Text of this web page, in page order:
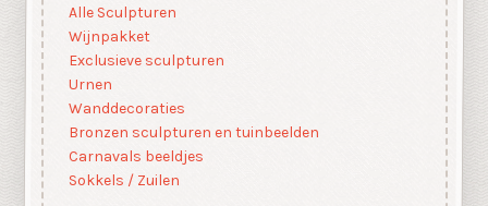
Alle Sculpturen
Wijnpakket
Exclusieve sculpturen
Urnen
Wanddecoraties
Bronzen sculpturen en tuinbeelden
Carnavals beeldjes
Sokkels / Zuilen